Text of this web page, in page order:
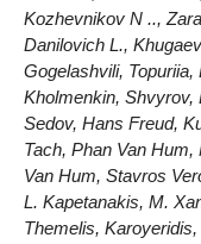
Kozhevnikov N ..,
Danilovich L.,
Gogelashvili,
Kholmenkin, Shvyrov,
Sedov, Hans Freud,
Tach, Phan Van
Van Hum, Stavros
L. Kapetanakis, M.
Themelis,